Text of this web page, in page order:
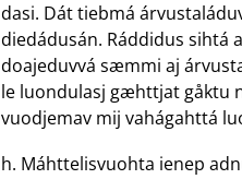
dasi. Dát tiebmá
diedádusán. Ráddidus sihtá
doajeduvvá sæmmi aj
le luondulasj gæhttjat gåktu
vuodjemav mij vahágahttá
h. Máhttelisvuohta ienep